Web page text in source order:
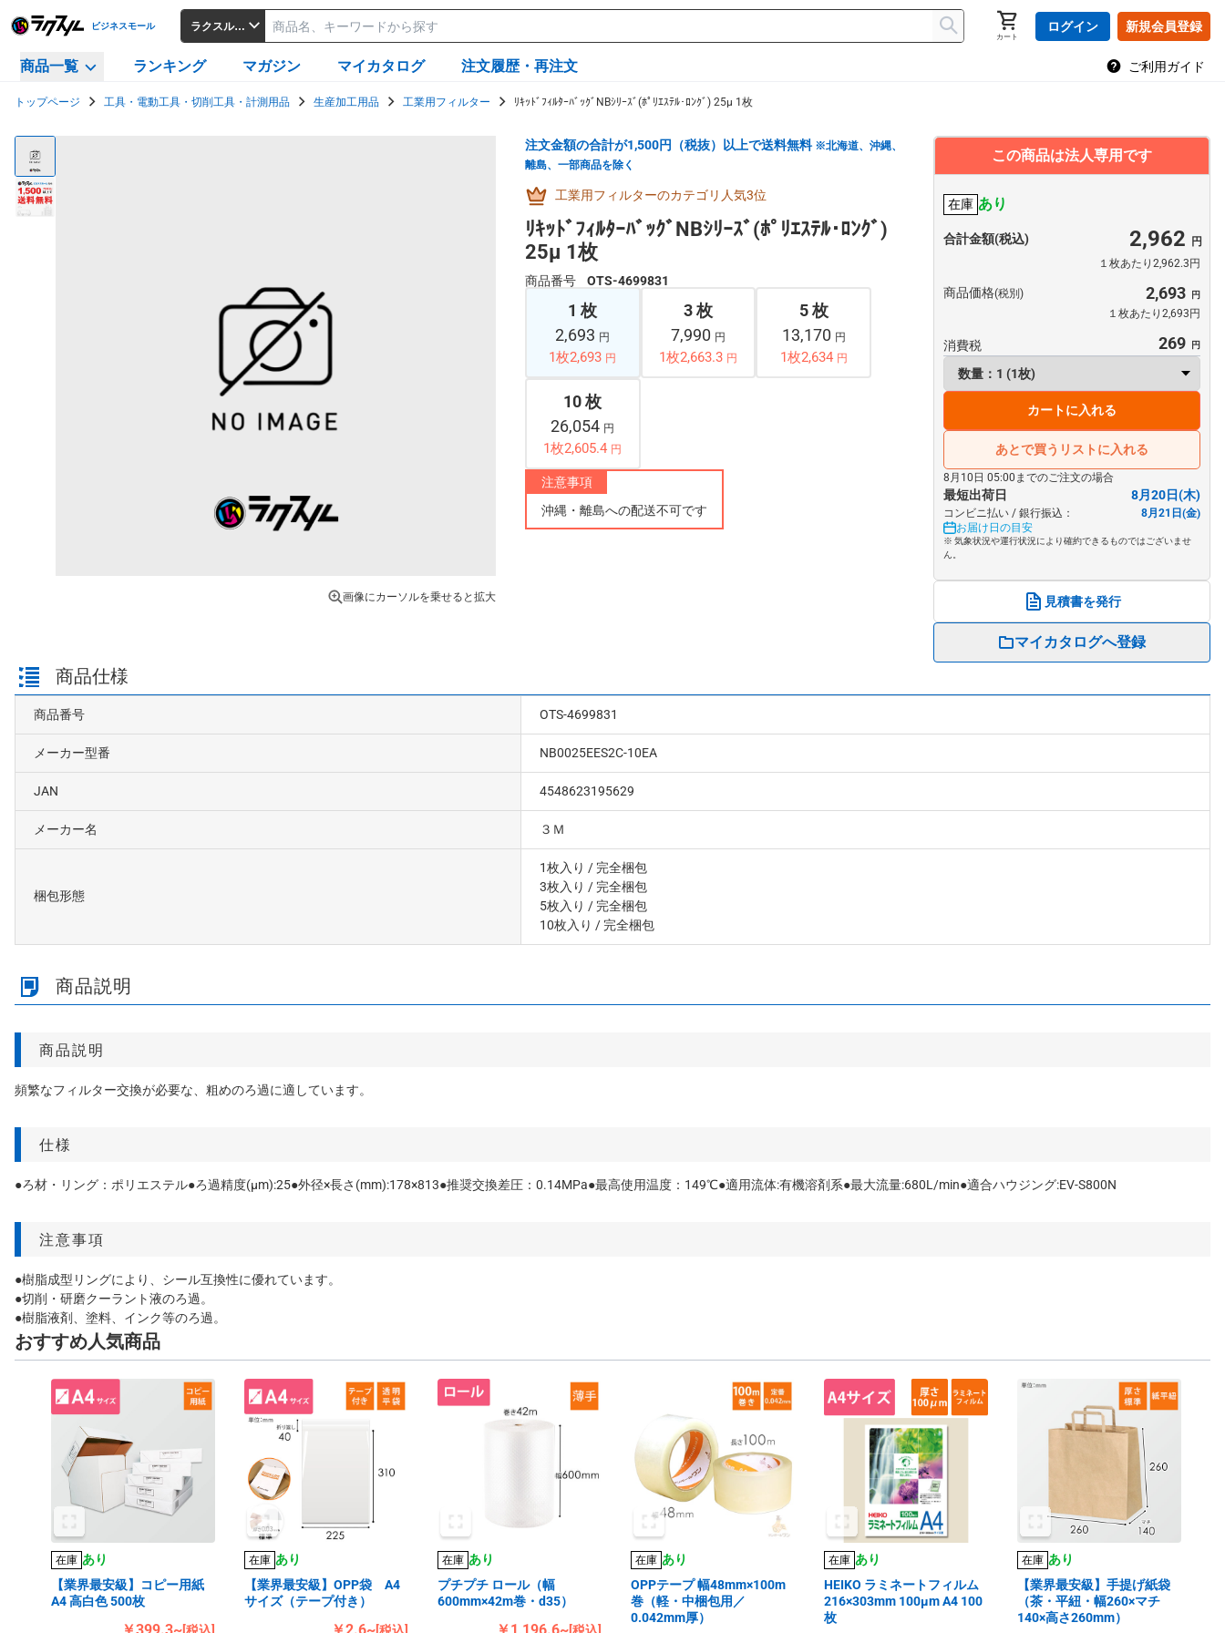
ビジネスモール ラクスルビジネスモール
カート
ログイン 新規会員登録
商品一覧 ランキング マガジン マイカタログ 注文履歴・再注文 ご利用ガイド
トップページ 工具・電動工具・切削工具・計測用品 生産加工用品 工業用フィルター ﾘｷｯﾄﾞﾌｨﾙﾀｰﾊﾞｯｸﾞNBｼﾘｰｽﾞ(ﾎﾟﾘｴｽﾃﾙ･ﾛﾝｸﾞ) 25μ 1枚
画像にカーソルを乗せると拡大
注文金額の合計が1,500円（税抜）以上で送料無料 ※北海道、沖縄、
離島、一部商品を除く
工業用フィルターのカテゴリ人気3位
ﾘｷｯﾄﾞﾌｨﾙﾀｰﾊﾞｯｸﾞNBｼﾘｰｽﾞ(ﾎﾟﾘｴｽﾃﾙ･ﾛﾝｸﾞ)
25μ 1枚
商品番号 OTS-4699831
1 枚
2,693 円
1枚2,693 円
3 枚
7,990 円
1枚2,663.3 円
5 枚
13,170 円
1枚2,634 円
10 枚
26,054 円
1枚2,605.4 円
注意事項
沖縄・離島への配送不可です
この商品は法人専用です
在庫 あり
合計金額(税込) 2,962
１枚あたり2,962.3円
商品価格(税別) 2,693
１枚あたり2,693円
消費税 269
カートに入れる
あとで買うリストに入れる
8月10日 05:00までのご注文の場合
最短出荷日 8月20日(木)
コンビニ払い / 銀行振込：
8月21日(金)
お届け日の目安
※ 気象状況や運行状況により確約できるものではございませ
ん。
見積書を発行
マイカタログへ登録
商品仕様
商品番号 OTS-4699831
メーカー型番 NB0025EES2C-10EA
JAN 4548623195629
メーカー名 ３Ｍ
梱包形態
1枚入り / 完全梱包
3枚入り / 完全梱包
5枚入り / 完全梱包
10枚入り / 完全梱包
商品説明
商品説明
頻繁なフィルター交換が必要な、粗めのろ過に適しています。
仕様
●ろ材・リング：ポリエステル●ろ過精度(μm):25●外径×長さ(mm):178×813●推奨交換差圧：0.14MPa●最高使用温度：149℃●適用流体:有機溶剤系●最大流量:680L/min●適合ハウジング:EV-S800N
注意事項
●樹脂成型リングにより、シール互換性に優れています。
●切削・研磨クーラント液のろ過。
●樹脂液剤、塗料、インク等のろ過。
おすすめ人気商品
在庫 あり
【業界最安級】コピー用紙
A4 高白色 500枚
在庫 あり
【業界最安級】OPP袋 A4
サイズ（テープ付き）
在庫 あり
プチプチ ロール（幅
600mm×42m巻・d35）
在庫 あり
OPPテープ 幅48mm×100m
巻（軽・中梱包用／
0.042mm厚）
在庫 あり
HEIKO ラミネートフィルム
216×303mm 100μm A4 100
枚
在庫 あり
【業界最安級】手提げ紙袋
（茶・平紐・幅260×マチ
140×高さ260mm）